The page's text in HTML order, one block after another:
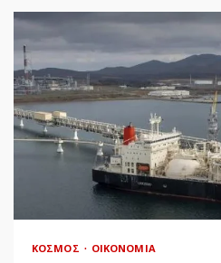
ΚΌΣΜΟΣ ΟΙΚΟΝΟΜΊΑ